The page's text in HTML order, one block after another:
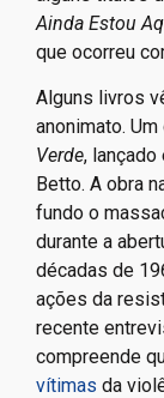
Companheiro?
meus pais
Ainda Estou
que ocorreu
Alguns livros
anonimato.
Verde, lançado
Betto. A obra
fundo o
durante a
décadas de
ações da